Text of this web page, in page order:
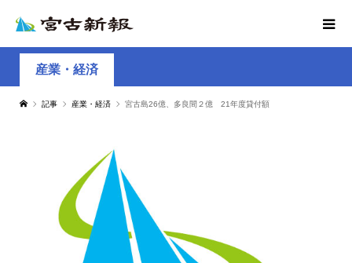
産業・経済
記事 産業・経済 宮古島26億、多良間２億 21年度貸付額